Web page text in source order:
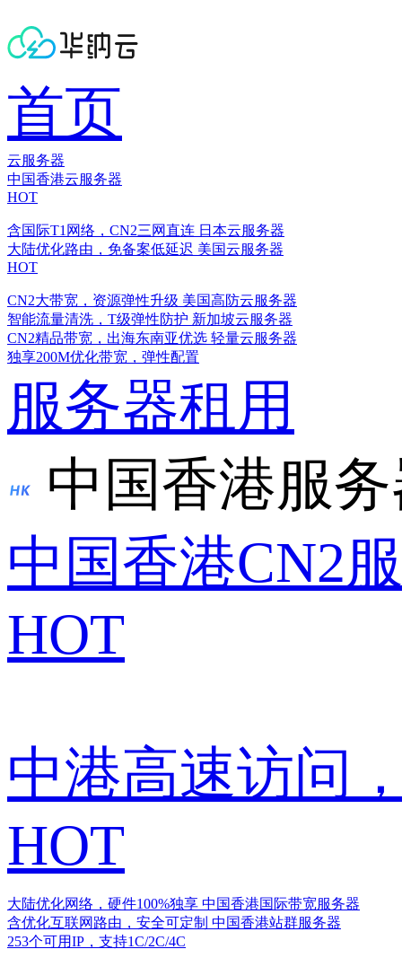
首页
云服务器
中国香港云服务器
HOT
含国际T1网络，CN2三网直连 日本云服务器
大陆优化路由，免备案低延迟 美国云服务器
HOT
CN2大带宽，资源弹性升级 美国高防云服务器
智能流量清洗，T级弹性防护 新加坡云服务器
CN2精品带宽，出海东南亚优选 轻量云服务器
独享200M优化带宽，弹性配置
服务器租用
中国香港服
中国香港CN2
HOT
中港高速访问
HOT
大陆优化网络，硬件100%独享 中国香港国际带宽服务器
含优化互联网路由，安全可定制 中国香港站群服务器
253个可用IP，支持1C/2C/4C